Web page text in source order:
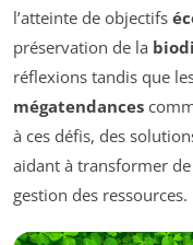
l’atteinte de objectifs
préservation de la
réflexions tandis que
mégatendances
à ces défis, des
aidant à transformer
gestion des ressources.